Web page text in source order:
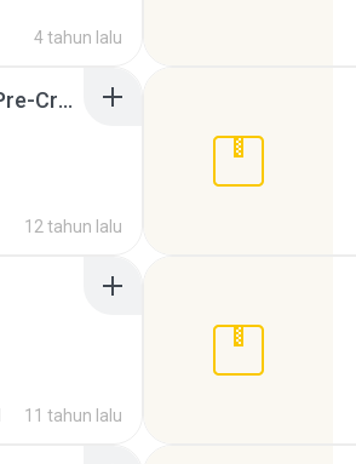
4 tahun lalu
Sony Vegas Pro 12.0.770 (64-bit) Pre-Cracked.zip
12 tahun lalu
11 tahun lalu